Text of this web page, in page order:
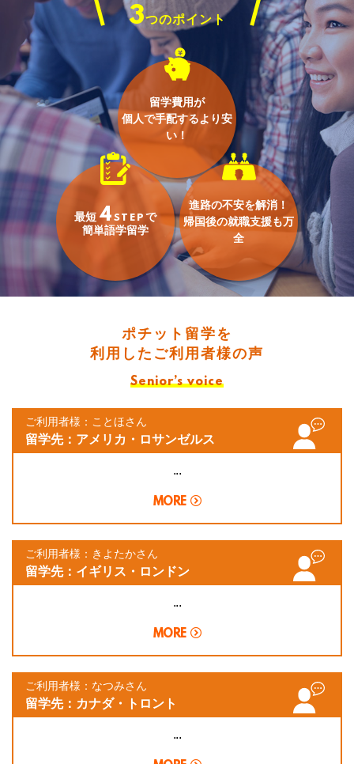
3つのポイント
留学費用が
個人で手配するより安
い！
最短 4 STEP で
簡単語学留学
進路の不安を解消！
帰国後の就職支援も万
全
ポチット留学を
利用したご利用者様の声
Senior’s voice
ご利用者様：ことほさん
留学先：アメリカ・ロサンゼルス
...
MORE
ご利用者様：きよたかさん
留学先：イギリス・ロンドン
...
MORE
ご利用者様：なつみさん
留学先：カナダ・トロント
...